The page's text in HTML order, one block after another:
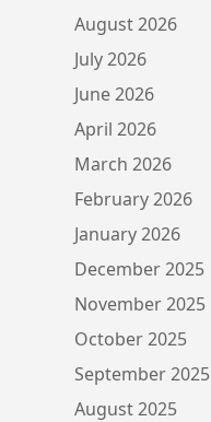
August 2026
July 2026
June 2026
April 2026
March 2026
February 2026
January 2026
December 2025
November 2025
October 2025
September 2025
August 2025